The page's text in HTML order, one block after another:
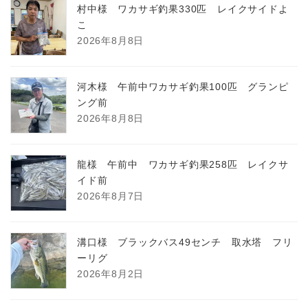
村中様 ワカサギ釣果330匹 レイクサイドよ
こ
2026年8月8日
河木様 午前中ワカサギ釣果100匹 グランピ
ング前
2026年8月8日
龍様 午前中 ワカサギ釣果258匹 レイクサ
イド前
2026年8月7日
溝口様 ブラックバス49センチ 取水塔 フリ
ーリグ
2026年8月2日